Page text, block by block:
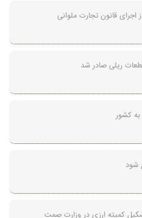
اجرای قانون تجارت ملوانی
ریلی صادر شد
شود
تشکیل کمیته ارزی در وزارت صمت